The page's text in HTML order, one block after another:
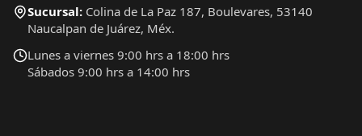
Sucursal: Colina de La Paz 187, Boulevares, 53140
Naucalpan de Juárez, Méx.
Lunes a viernes 9:00 hrs a 18:00 hrs
Sábados 9:00 hrs a 14:00 hrs